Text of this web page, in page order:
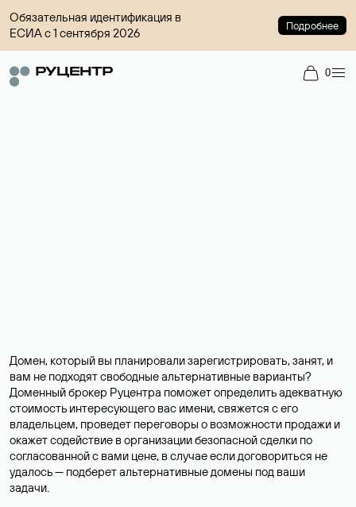
Обязательная идентификация в
ЕСИА с 1 сентября 2026
Подробнее
0
Домен, который вы планировали зарегистрировать, занят, и
вам не подходят свободные альтернативные варианты?
Доменный брокер Руцентра поможет определить адекватную
стоимость интересующего вас имени, свяжется с его
владельцем, проведет переговоры о возможности продажи и
окажет содействие в организации безопасной сделки по
согласованной с вами цене, в случае если договориться не
удалось — подберет альтернативные домены под ваши
задачи.